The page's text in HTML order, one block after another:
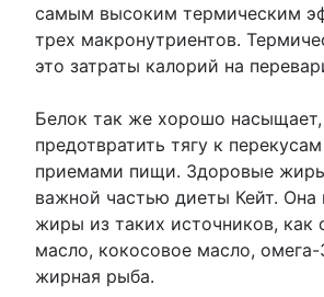
самым высоким термическим
трех макронутриентов.
это затраты калорий на
Белок так же хорошо насыщает,
предотвратить тягу к
приемами пищи. Здоровые
важной частью диеты Кейт. Она
жиры из таких источников, как
масло, кокосовое масло,
жирная рыба.